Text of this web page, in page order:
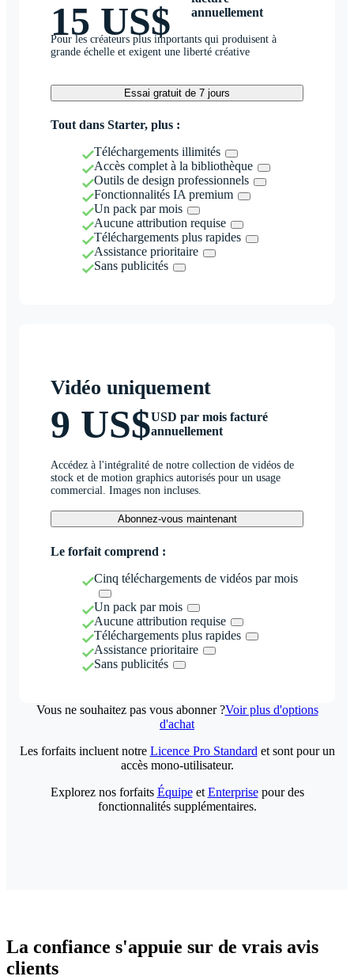
15 US$
annuellement
Pour les créateurs plus importants qui produisent à
grande échelle et exigent une liberté créative
Essai gratuit de 7 jours
Tout dans Starter, plus :
Téléchargements illimités
Accès complet à la bibliothèque
Outils de design professionnels
Fonctionnalités IA premium
Un pack par mois
Aucune attribution requise
Téléchargements plus rapides
Assistance prioritaire
Sans publicités
Vidéo uniquement
9 US$USD par mois facturé
annuellement
Accédez à l'intégralité de notre collection de vidéos de
stock et de motion graphics autorisés pour un usage
commercial. Images non incluses.
Abonnez-vous maintenant
Le forfait comprend :
Cinq téléchargements de vidéos par mois
Un pack par mois
Aucune attribution requise
Téléchargements plus rapides
Assistance prioritaire
Sans publicités
Vous ne souhaitez pas vous abonner ?Voir plus d'options
d'achat
Les forfaits incluent notre Licence Pro Standard et sont pour un
accès mono-utilisateur.
Explorez nos forfaits Équipeet Enterprisepour des
fonctionnalités supplémentaires.
La confiance s'appuie sur de vrais avis
clients